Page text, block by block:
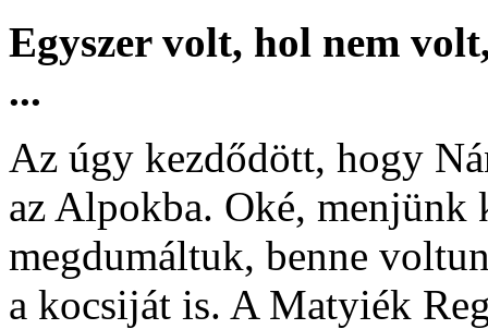
Egyszer volt, hol nem
...
Az úgy kezdődött, hogy
az Alpokba. Oké,
megdumáltuk, benne
a kocsiját is. A Matyiék